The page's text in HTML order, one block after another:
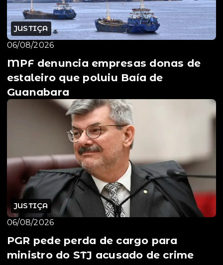
JUSTIÇA
06/08/2026
MPF denuncia empresas donas de
estaleiro que poluiu Baía de
Guanabara
JUSTIÇA
06/08/2026
PGR pede perda de cargo para
ministro do STJ acusado de crime